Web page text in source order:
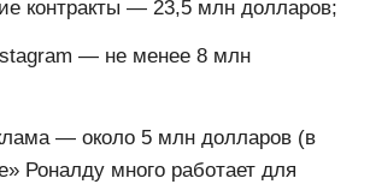
контракты — 23,5 млн долларов;
— не менее 8 млн
— около 5 млн долларов (в
Роналду много работает для